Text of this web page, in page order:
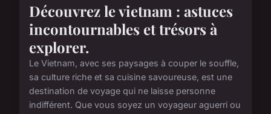
Découvrez le vietnam : astuces
incontournables et trésors à
explorer.
Le Vietnam, avec ses paysages à couper le souffle,
sa culture riche et sa cuisine savoureuse, est une
destination de voyage qui ne laisse personne
indifférent. Que vous soyez un voyageur aguerri ou